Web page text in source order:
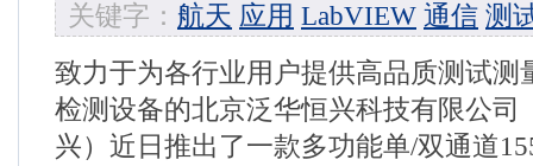
关键字： 航天 应用 LabVIEW 通信 测
致力于为各行业用户提供高品质测试测
检测设备的北京泛华恒兴科技有限公司
兴）近日推出了一款多功能单/双通道